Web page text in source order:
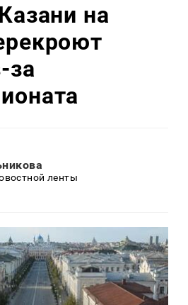
на
за
ленты